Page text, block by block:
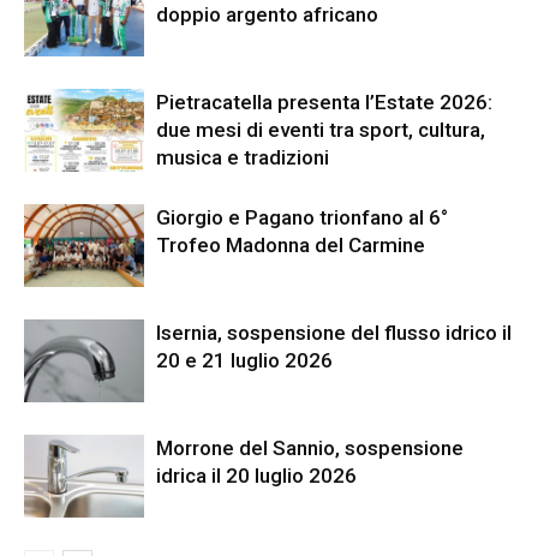
doppio argento africano
Pietracatella presenta l’Estate 2026:
due mesi di eventi tra sport, cultura,
musica e tradizioni
Giorgio e Pagano trionfano al 6°
Trofeo Madonna del Carmine
Isernia, sospensione del flusso idrico il
20 e 21 luglio 2026
Morrone del Sannio, sospensione
idrica il 20 luglio 2026